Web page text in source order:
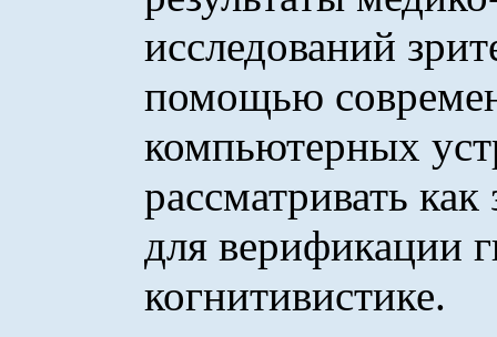
исследований
помощью
компьютерных
рассматривать
для верификации
когнитивистике.